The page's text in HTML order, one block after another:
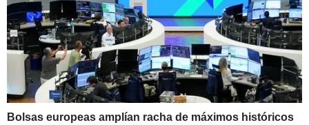
Bolsas europeas amplían racha de máximos históricos